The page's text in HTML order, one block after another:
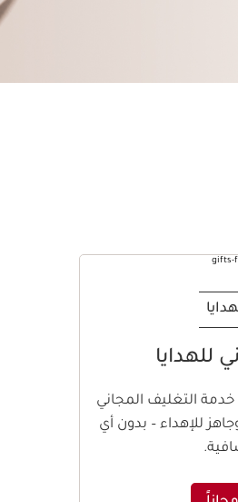
للهدايا
التغليف المجاني
للإهداء – بدون أي